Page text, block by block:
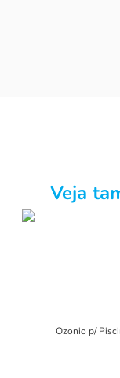
Veja
Ozonio p/